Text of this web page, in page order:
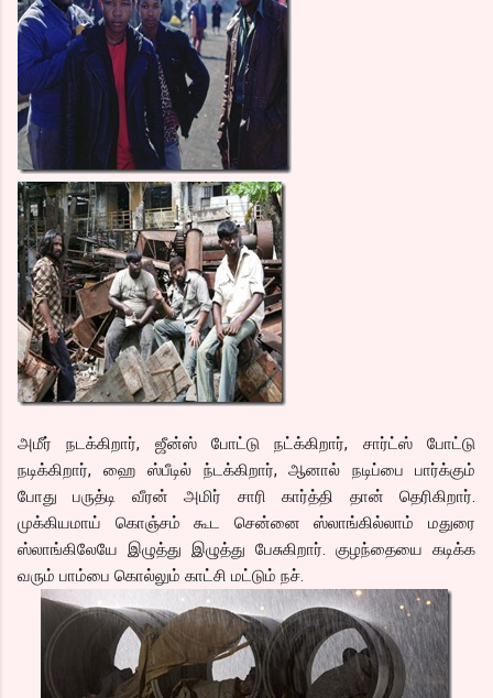
அமீர் நடக்கிறார், ஜீன்ஸ் போட்டு நட்க்கிறார், சார்ட்ஸ் போட்டு
நடிக்கிறார், ஹை ஸ்பீடில் ந்டக்கிறார், ஆனால் நடிப்பை பார்க்கும்
போது பருத்டி வீரன் அமிர் சாரி கார்த்தி தான் தெரிகிறார்.
முக்கியமாய் கொஞ்சம் கூட சென்னை ஸ்லாங்கில்லாம் மதுரை
ஸ்லாங்கிலேயே இழுத்து இழுத்து பேசுகிறார். குழந்தையை கடிக்க
வரும் பாம்பை கொல்லும் காட்சி மட்டும் நச்.